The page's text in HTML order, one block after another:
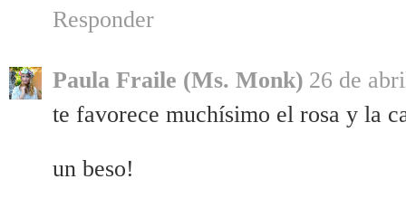
Responder
Paula Fraile (Ms. Monk) 26 de
te favorece muchísimo el rosa y la
un beso!